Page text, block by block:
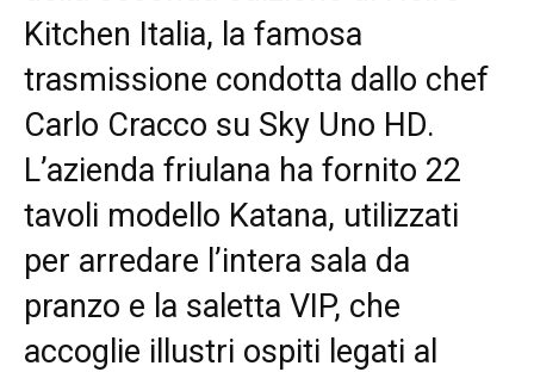
Kitchen Italia, la famosa
trasmissione condotta dallo chef
Carlo Cracco su Sky Uno HD.
L’azienda friulana ha fornito 22
tavoli modello Katana, utilizzati
per arredare l’intera sala da
pranzo e la saletta VIP, che
accoglie illustri ospiti legati al